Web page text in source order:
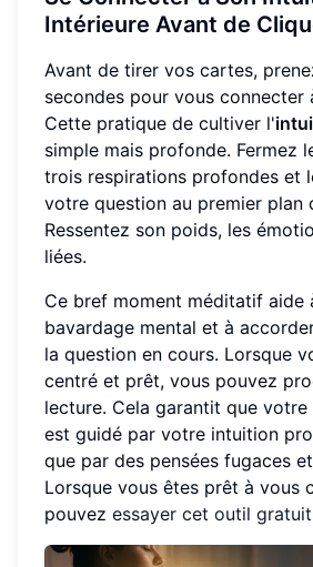
Intérieure Avant de
Avant de tirer vos cartes,
secondes pour vous connecter
Cette pratique de cultiver l'
simple mais profonde. Fermez
trois respirations profondes et
votre question au premier plan
Ressentez son poids, les
liées.
Ce bref moment méditatif aide
bavardage mental et à
la question en cours. Lorsque
centré et prêt, vous pouvez
lecture. Cela garantit que
est guidé par votre intuition
que par des pensées fugaces
Lorsque vous êtes prêt à vous
pouvez essayer cet outil gratuit